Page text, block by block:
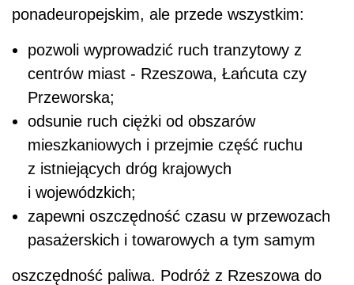
ponadeuropejskim, ale przede wszystkim:
pozwoli wyprowadzić ruch tranzytowy z
centrów miast - Rzeszowa, Łańcuta czy
Przeworska;
odsunie ruch ciężki od obszarów
mieszkaniowych i przejmie część ruchu
z istniejących dróg krajowych
i wojewódzkich;
zapewni oszczędność czasu w przewozach
pasażerskich i towarowych a tym samym
oszczędność paliwa. Podróż z Rzeszowa do